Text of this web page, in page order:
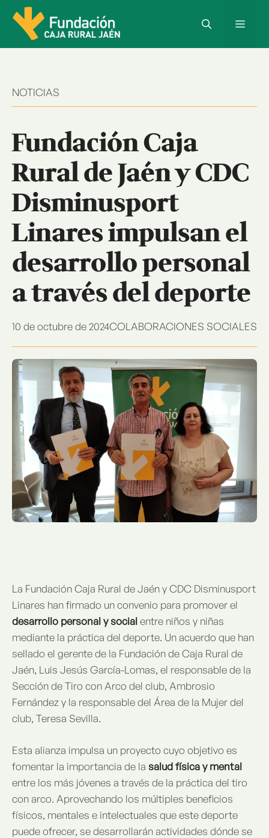
Saltar
contenido
Menú
NOTICIAS
Fundación Caja
Rural de Jaén y CDC
Disminusport
Linares impulsan el
desarrollo personal
a través del deporte
10 de octubre de 2024COLABORACIONES SOCIALES
La Fundación Caja Rural de Jaén y CDC Disminusport
Linares han firmado un convenio para promover el
desarrollo personal y socialentre niños y niñas
mediante la práctica del deporte. Un acuerdo que han
sellado el gerente de la Fundación de Caja Rural de
Jaén, Luis Jesús García-Lomas, el responsable de la
Sección de Tiro con Arco del club, Ambrosio
Fernández y la responsable del Área de la Mujer del
club, Teresa Sevilla.
Esta alianza impulsa un proyecto cuyo objetivo es
fomentar la importancia de la salud física y mental
entre los más jóvenes a través de la práctica del tiro
con arco. Aprovechando los múltiples beneficios
físicos, mentales e intelectuales que este deporte
puede ofrecer, se desarrollarán actividades dónde se